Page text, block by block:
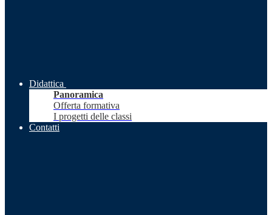
Didattica
Panoramica
Offerta formativa
I progetti delle classi
Contatti